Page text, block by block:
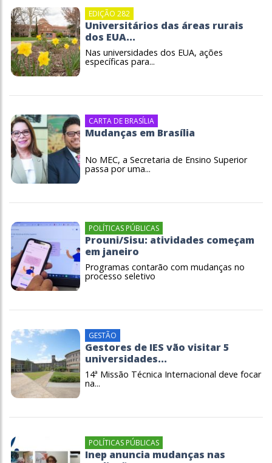
EDIÇÃO 282
Universitários das áreas rurais
dos EUA...
Nas universidades dos EUA, ações
específicas para...
CARTA DE BRASÍLIA
Mudanças em Brasília
No MEC, a Secretaria de Ensino Superior
passa por uma...
POLÍTICAS PÚBLICAS
Prouni/Sisu: atividades começam
em janeiro
Programas contarão com mudanças no
processo seletivo
GESTÃO
Gestores de IES vão visitar 5
universidades...
14ª Missão Técnica Internacional deve focar
na...
POLÍTICAS PÚBLICAS
Inep anuncia mudanças nas